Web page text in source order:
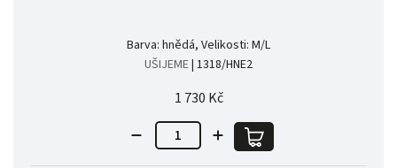
Barva: hnědá, Velikosti: M/L
UŠIJEME| 1318/HNE2
1 730 Kč